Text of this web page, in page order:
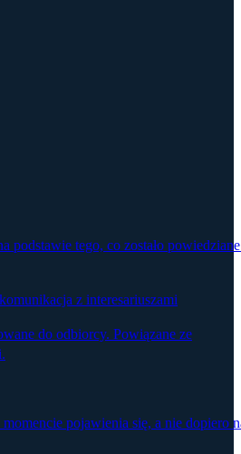
podstawie tego, co zostało
z interesariuszami
do odbiorcy. Powiązane ze
pojawienia się, a nie dopiero